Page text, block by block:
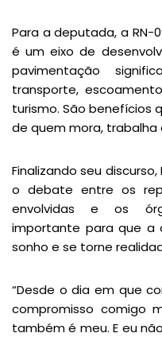
Para a deputada, a RN-
é um eixo de
pavimentação
transporte,
turismo. São benefícios
de quem mora, trabalha
Finalizando seu
o debate entre os
envolvidas e os
importante para que a
sonho e se torne
“Desde o dia em que
compromisso comigo
também é meu. E eu